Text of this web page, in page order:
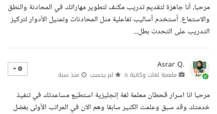
مرحبا، أنا جاهزة لتقديم تدريب مكثف لتطوير مهاراتك في المحادثة والنطق
والاستماع. أستخدم أساليب تفاعلية مثل المحادثات وتمثيل الأدوار لتركيز
التدريب على التحدث بطل...
Asrar Q.
ملعمة لغات وكاتبة ة لم يحسب منذ سنة
مرحبا انا اسرار قحطان معلمة لغة إنجليزية استطيع مساعدتك في تنفيذ
خدمتك وقد سبق وعلمت الكثير سابقا وهم الان في المراتب الأولى بفضل